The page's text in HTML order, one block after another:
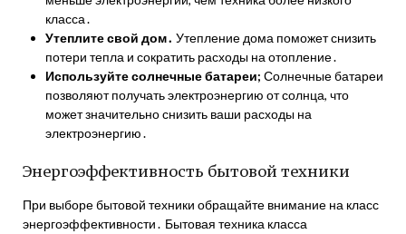
класса․
Утеплите свой дом․ Утепление дома поможет снизить
потери тепла и сократить расходы на отопление․
Используйте солнечные батареи; Солнечные батареи
позволяют получать электроэнергию от солнца, что
может значительно снизить ваши расходы на
электроэнергию․
Энергоэффективность бытовой техники
При выборе бытовой техники обращайте внимание на класс
энергоэффективности․ Бытовая техника класса